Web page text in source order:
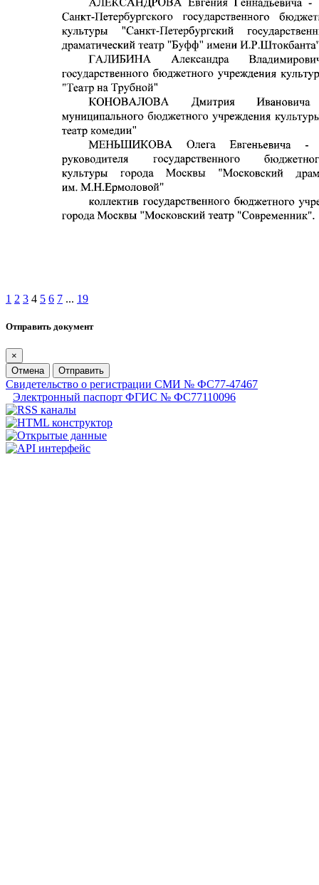
1 2 3 4 5 6 7 ... 19
Отправить документ
×
Отмена
Отправить
Свидетельство о регистрации СМИ № ФС77-47467
Электронный паспорт ФГИС № ФС77110096